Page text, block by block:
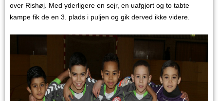
over Rishøj. Med yderligere en sejr, en uafgjort og to tabte
kampe fik de en 3. plads i puljen og gik derved ikke videre.